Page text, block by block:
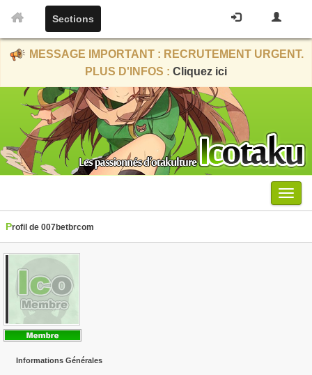
Sections
MESSAGE IMPORTANT : RECRUTEMENT URGENT.
PLUS D'INFOS : Cliquez ici
Menu
Profil de 007betbrcom
Informations Générales